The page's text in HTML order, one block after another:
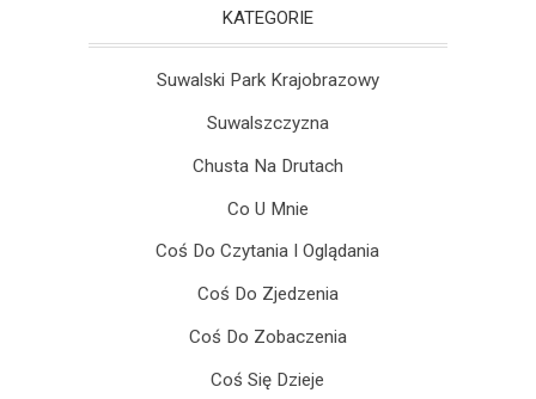
KATEGORIE
Suwalski Park Krajobrazowy
Suwalszczyzna
Chusta Na Drutach
Co U Mnie
Coś Do Czytania I Oglądania
Coś Do Zjedzenia
Coś Do Zobaczenia
Coś Się Dzieje